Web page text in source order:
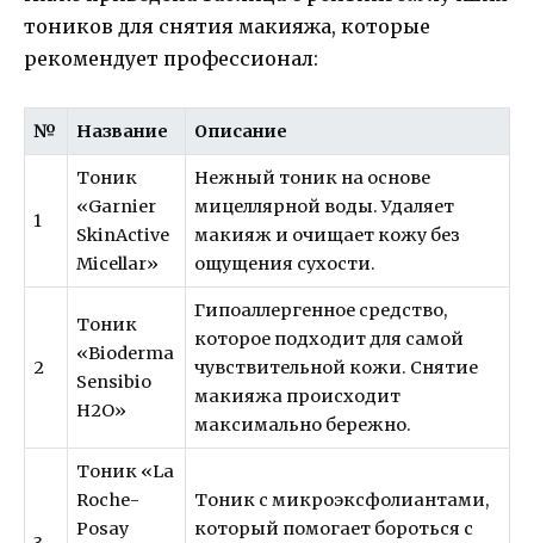
тоников для снятия макияжа, которые
рекомендует профессионал:
№ Название Описание
1
Тоник
«Garnier
SkinActive
Micellar»
Нежный тоник на основе
мицеллярной воды. Удаляет
макияж и очищает кожу без
ощущения сухости.
2
Тоник
«Bioderma
Sensibio
H2O»
Гипоаллергенное средство,
которое подходит для самой
чувствительной кожи. Снятие
макияжа происходит
максимально бережно.
Тоник «La
Roche-
Posay
Тоник с микроэксфолиантами,
который помогает бороться с